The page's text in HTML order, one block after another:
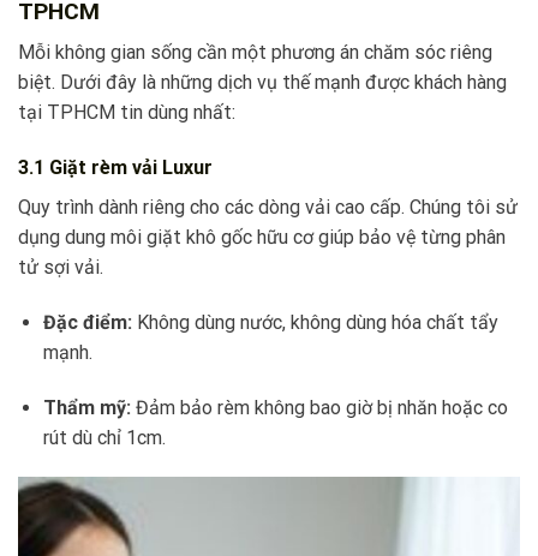
TPHCM
Mỗi không gian sống cần một phương án chăm sóc riêng
biệt. Dưới đây là những dịch vụ thế mạnh được khách hàng
tại TPHCM tin dùng nhất:
3.1 Giặt rèm vải Luxur
Quy trình dành riêng cho các dòng vải cao cấp. Chúng tôi sử
dụng dung môi giặt khô gốc hữu cơ giúp bảo vệ từng phân
tử sợi vải.
Đặc điểm: Không dùng nước, không dùng hóa chất tẩy
mạnh.
Thẩm mỹ: Đảm bảo rèm không bao giờ bị nhăn hoặc co
rút dù chỉ 1cm.